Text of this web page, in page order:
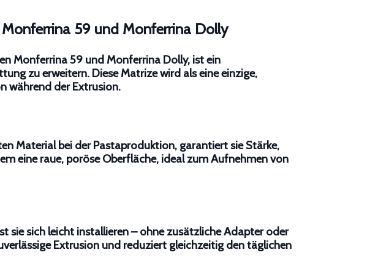
59 und Monferrina Dolly
Monferrina 59 und Monferrina Dolly, ist ein
zu erweitern. Diese Matrize wird als eine einzige,
während der Extrusion.
Material bei der Pastaproduktion, garantiert sie Stärke,
eine raue, poröse Oberfläche, ideal zum Aufnehmen von
sie sich leicht installieren – ohne zusätzliche Adapter oder
Extrusion und reduziert gleichzeitig den täglichen